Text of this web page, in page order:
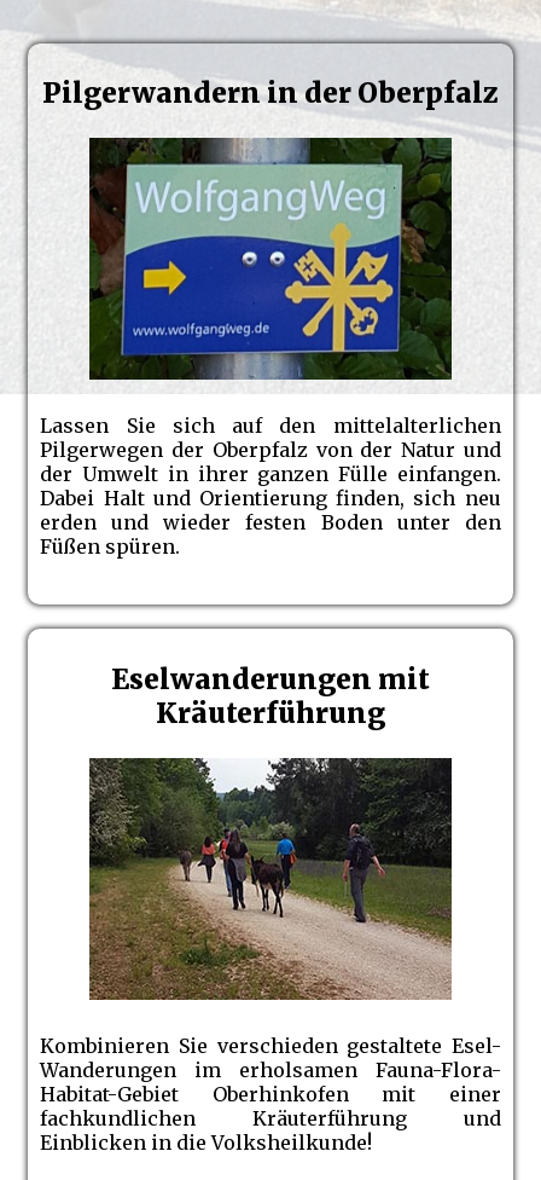
Pilgerwandern in der Oberpfalz
Lassen Sie sich auf den mittelalterlichen
Pilgerwegen der Oberpfalz von der Natur und
der Umwelt in ihrer ganzen Fülle einfangen.
Dabei Halt und Orientierung finden, sich neu
erden und wieder festen Boden unter den
Füßen spüren.
Eselwanderungen mit
Kräuterführung
Kombinieren Sie verschieden gestaltete Esel-
Wanderungen im erholsamen Fauna-Flora-
Habitat-Gebiet Oberhinkofen mit einer
fachkundlichen Kräuterführung und
Einblicken in die Volksheilkunde!